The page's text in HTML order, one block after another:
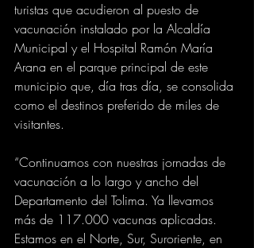
turistas que acudieron al puesto de
vacunación instalado por la Alcaldía
Municipal y el Hospital Ramón María
Arana en el parque principal de este
municipio que, día tras día, se consolida
como el destinos preferido de miles de
visitantes.
“Continuamos con nuestras jornadas de
vacunación a lo largo y ancho del
Departamento del Tolima. Ya llevamos
más de 117.000 vacunas aplicadas.
Estamos en el Norte, Sur, Suroriente, en